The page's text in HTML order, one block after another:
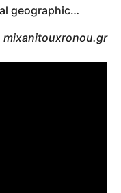
geographic…
mixanitouxronou.gr